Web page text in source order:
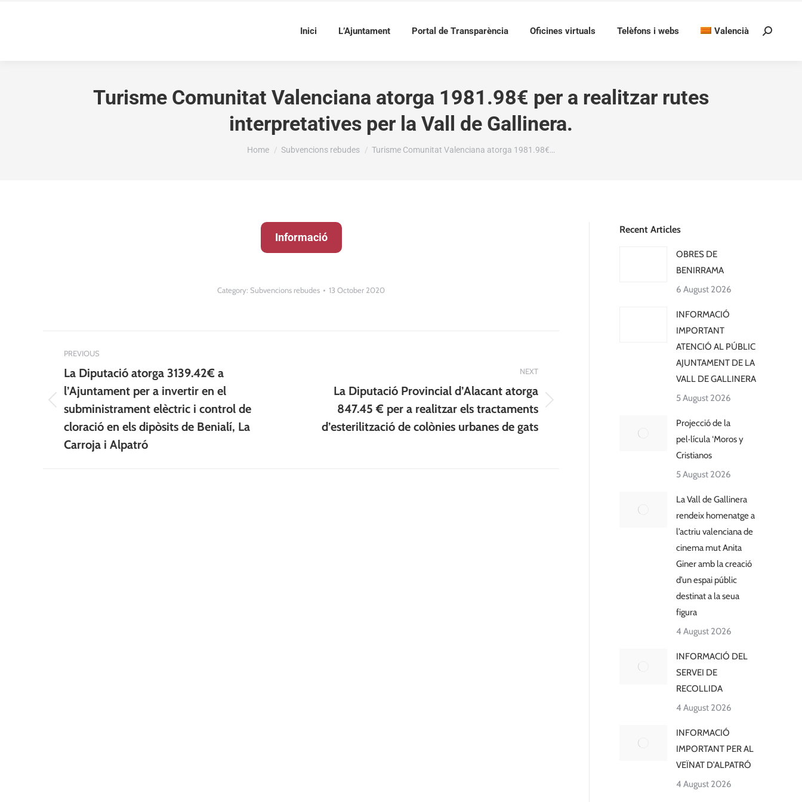
Inici L’Ajuntament Portal de Transparència Oficines virtuals Telèfons i webs Valencià Search:
Turisme Comunitat Valenciana atorga 1981.98€ per a realitzar rutes
interpretatives per la Vall de Gallinera.
You are here:
Home Subvencions rebudes Turisme Comunitat Valenciana atorga 1981.98€…
Informació
Category: Subvencions rebudes 13 October 2020
navigation
PREVIOUS
Previous
post:
La Diputació atorga 3139.42€ a
l’Ajuntament per a invertir en el
subministrament elèctric i control de
cloració en els dipòsits de Benialí, La
Carroja i Alpatró
NEXT
post:
La Diputació Provincial d’Alacant atorga
847.45 € per a realitzar els tractaments
d’esterilització de colònies urbanes de gats
Recent Articles
OBRES DE
BENIRRAMA
6 August 2026
INFORMACIÓ
IMPORTANT
ATENCIÓ AL PÚBLIC
AJUNTAMENT DE LA
VALL DE GALLINERA
5 August 2026
Projecció de la
pel·lícula ‘Moros y
Cristianos
5 August 2026
La Vall de Gallinera
rendeix homenatge a
l’actriu valenciana de
cinema mut Anita
Giner amb la creació
d’un espai públic
destinat a la seua
figura
4 August 2026
INFORMACIÓ DEL
SERVEI DE
RECOLLIDA
4 August 2026
INFORMACIÓ
IMPORTANT PER AL
VEÏNAT D’ALPATRÓ
4 August 2026